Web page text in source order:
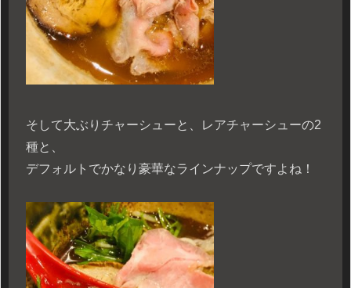
そして大ぶりチャーシューと、レアチャーシューの2
種と、
デフォルトでかなり豪華なラインナップですよね！